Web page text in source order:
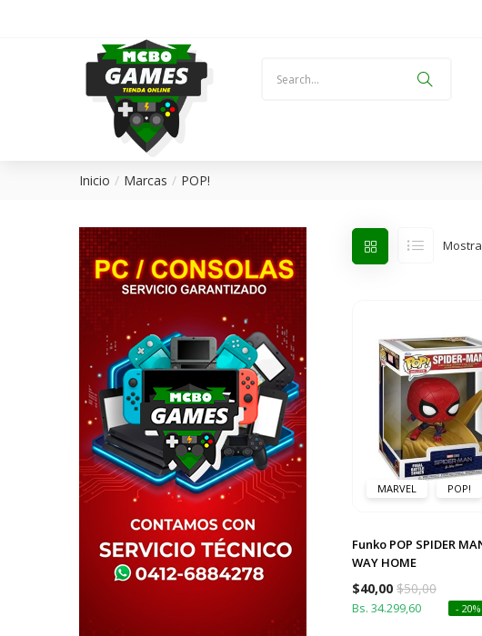
Inicio Marcas POP!
MARVEL POP!
Funko POP SPIDER
WAY HOME
$40,00 $50,00
Bs. 34.299,60 - 20%